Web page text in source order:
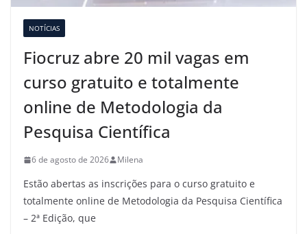
NOTÍCIAS
Fiocruz abre 20 mil vagas em
curso gratuito e totalmente
online de Metodologia da
Pesquisa Científica
6 de agosto de 2026 Milena
Estão abertas as inscrições para o curso gratuito e
totalmente online de Metodologia da Pesquisa Científica
– 2ª Edição, que